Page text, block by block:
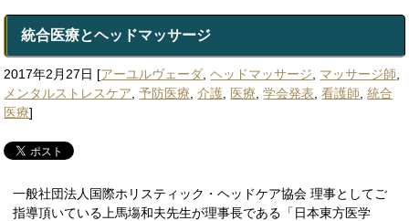
統合医療とヘッドマッサージ
2017年2月27日 [アーユルヴェーダ ,ヘッドマッサージ マッサージ師
メンタルストレスケア ,予防医療 ,介護 医療 ,学会発表 ,看護師 ,統合
医療]
一般社団法人国際ホリスティック・ヘッドケア協会 理事としてご
指導頂いている上馬塲和夫先生が理事長である「日本東方医学